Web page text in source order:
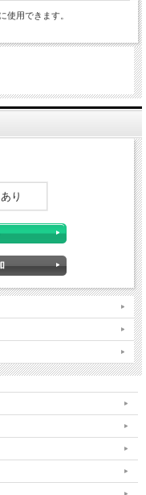
使用できます。
あり